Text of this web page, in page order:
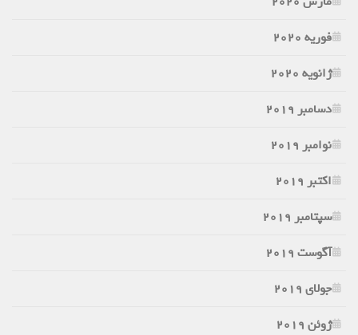
فوریه 2020
ژانویه 2020
دسامبر 2019
نوامبر 2019
اکتبر 2019
سپتامبر 2019
آگوست 2019
جولای 2019
ژوئن 2019